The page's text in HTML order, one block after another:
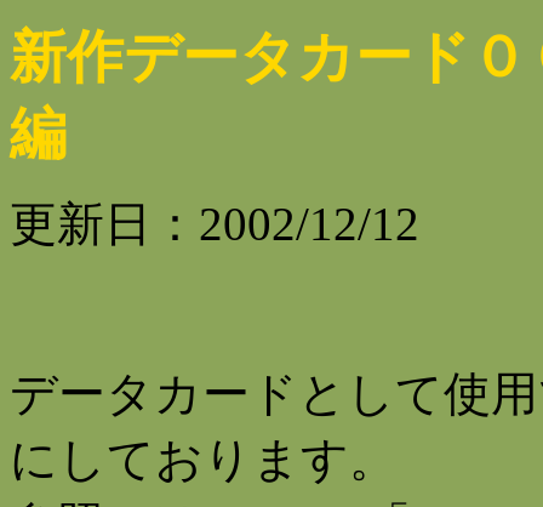
新作データカード
編
更新日：2002/12/12
データカードとして使
にしております。